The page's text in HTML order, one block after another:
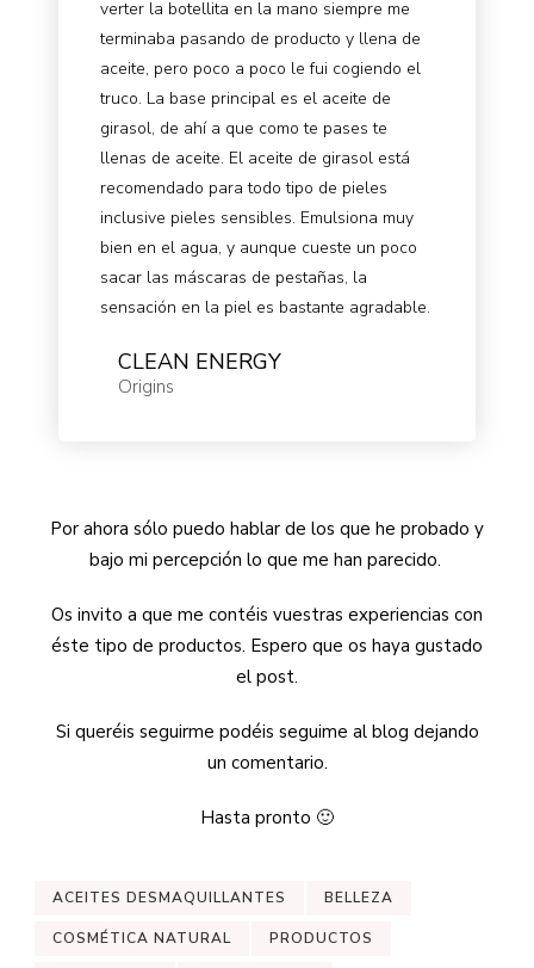
verter la botellita en la mano siempre me
terminaba pasando de producto y llena de
aceite, pero poco a poco le fui cogiendo el
truco. La base principal es el aceite de
girasol, de ahí a que como te pases te
llenas de aceite. El aceite de girasol está
recomendado para todo tipo de pieles
inclusive pieles sensibles. Emulsiona muy
bien en el agua, y aunque cueste un poco
sacar las máscaras de pestañas, la
sensación en la piel es bastante agradable.
CLEAN ENERGY
Origins
Por ahora sólo puedo hablar de los que he probado y
bajo mi percepción lo que me han parecido.
Os invito a que me contéis vuestras experiencias con
éste tipo de productos. Espero que os haya gustado
el post.
Si queréis seguirme podéis seguime al blog dejando
un comentario.
Hasta pronto 🙂
ACEITES DESMAQUILLANTES BELLEZA
COSMÉTICA NATURAL PRODUCTOS